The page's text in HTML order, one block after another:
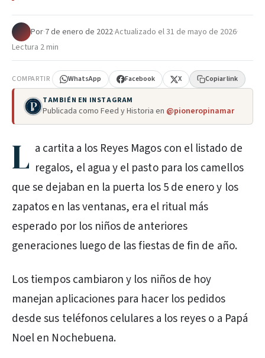
Por·7 de enero de 2022·Actualizado el31 de mayo de 2026·
Lectura 2 min
COMPARTIR WhatsApp Facebook X Copiar link
TAMBIÉN EN INSTAGRAM
Publicada como Feed y Historia en @pioneropinamar
L a cartita a los Reyes Magos con el listado de
regalos, el agua y el pasto para los camellos
que se dejaban en la puerta los 5 de enero y los
zapatos en las ventanas, era el ritual más
esperado por los niños de anteriores
generaciones luego de las fiestas de fin de año.
Los tiempos cambiaron y los niños de hoy
manejan aplicaciones para hacer los pedidos
desde sus teléfonos celulares a los reyes o a Papá
Noel en Nochebuena.